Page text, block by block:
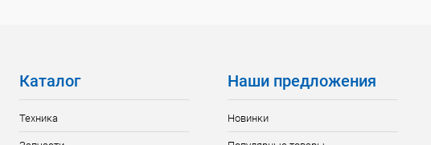
Каталог
Техника
Наши предложения
Новинки